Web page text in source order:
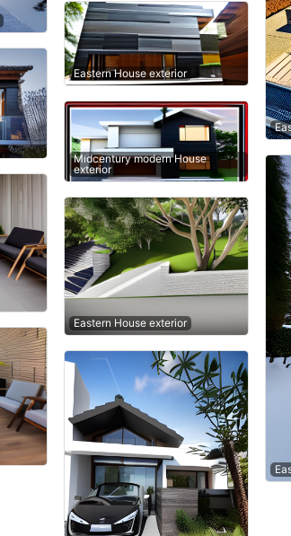
Eastern House exterior
Midcentury modern House
exterior
Eastern House exterior